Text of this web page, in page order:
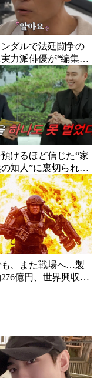
ダルで法廷闘争の
力派俳優が“編集な
レビ登場、予告映像
声
けるほど信じた“家
知人”に裏切られ
9対1、10年間の奴
人生が一変
、また戦場へ…製
億円、世界興収
ついに配信